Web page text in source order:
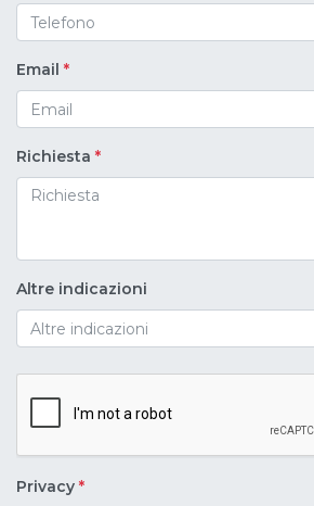
Email *
Richiesta *
Altre indicazioni
Privacy *